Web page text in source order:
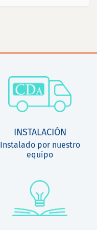
INSTALACIÓN
Instalado por nuestro
equipo